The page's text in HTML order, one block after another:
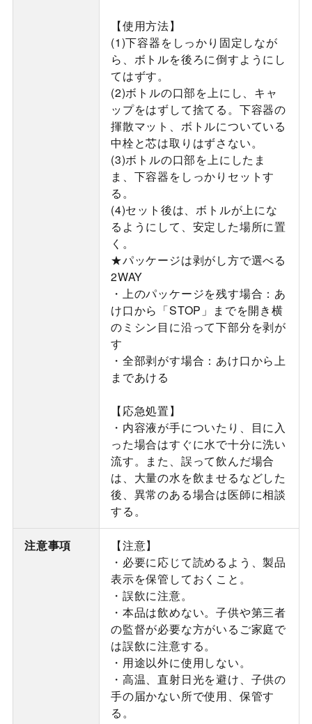
【使用方法】
(1)下容器をしっかり固定しなが
ら、ボトルを後ろに倒すようにし
てはずす。
(2)ボトルの口部を上にし、キャ
ップをはずして捨てる。下容器の
揮散マット、ボトルについている
中栓と芯は取りはずさない。
(3)ボトルの口部を上にしたま
ま、下容器をしっかりセットす
る。
(4)セット後は、ボトルが上にな
るようにして、安定した場所に置
く。
★パッケージは剥がし方で選べる
2WAY
・上のパッケージを残す場合：あ
け口から「STOP」までを開き横
のミシン目に沿って下部分を剥が
す
・全部剥がす場合：あけ口から上
まであける
【応急処置】
・内容液が手についたり、目に入
った場合はすぐに水で十分に洗い
流す。また、誤って飲んだ場合
は、大量の水を飲ませるなどした
後、異常のある場合は医師に相談
する。
注意事項
【注意】
・必要に応じて読めるよう、製品
表示を保管しておくこと。
・誤飲に注意。
・本品は飲めない。子供や第三者
の監督が必要な方がいるご家庭で
は誤飲に注意する。
・用途以外に使用しない。
・高温、直射日光を避け、子供の
手の届かない所で使用、保管す
る。